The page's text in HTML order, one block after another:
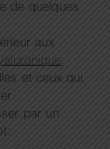
de quelques
aux
.
et ceux qui
par un